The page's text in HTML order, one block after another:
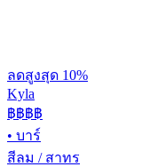
ลดสูงสุด 10%
Kyla
฿฿฿฿
• บาร์
สีลม / สาทร